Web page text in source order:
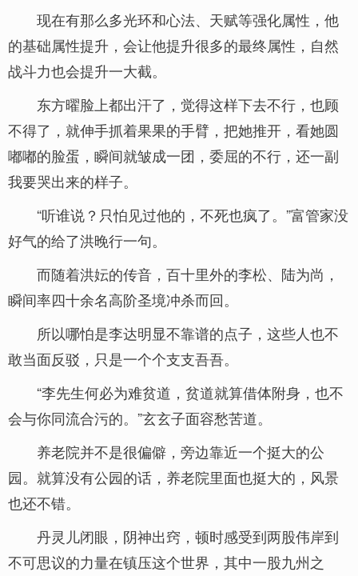
现在有那么多光环和心法、天赋等强化属性，他
的基础属性提升，会让他提升很多的最终属性，自然
战斗力也会提升一大截。
东方曜脸上都出汗了，觉得这样下去不行，也顾
不得了，就伸手抓着果果的手臂，把她推开，看她圆
嘟嘟的脸蛋，瞬间就皱成一团，委屈的不行，还一副
我要哭出来的样子。
“听谁说？只怕见过他的，不死也疯了。”富管家没
好气的给了洪晚行一句。
而随着洪妘的传音，百十里外的李松、陆为尚，
瞬间率四十余名高阶圣境冲杀而回。
所以哪怕是李达明显不靠谱的点子，这些人也不
敢当面反驳，只是一个个支支吾吾。
“李先生何必为难贫道，贫道就算借体附身，也不
会与你同流合污的。”玄玄子面容愁苦道。
养老院并不是很偏僻，旁边靠近一个挺大的公
园。就算没有公园的话，养老院里面也挺大的，风景
也还不错。
丹灵儿闭眼，阴神出窍，顿时感受到两股伟岸到
不可思议的力量在镇压这个世界，其中一股九州之